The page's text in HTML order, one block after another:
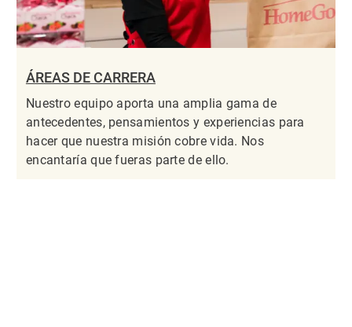
ÁREAS DE CARRERA
Nuestro equipo aporta una amplia gama de
antecedentes, pensamientos y experiencias para
hacer que nuestra misión cobre vida. Nos
encantaría que fueras parte de ello.